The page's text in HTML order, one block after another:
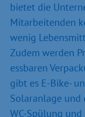
bietet die
Mitarbeitenden
wenig
Zudem werden
essbaren
gibt es E-Bike-
Solaranlage und
WC-Spülung